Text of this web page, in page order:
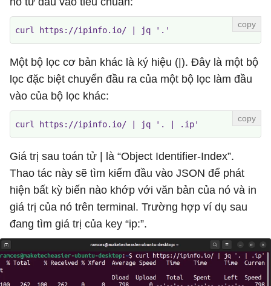
curl https://ipinfo.io/ | jq '.'
Một bộ lọc cơ bản khác là ký hiệu (|). Đây là một bộ
lọc đặc biệt chuyển đầu ra của một bộ lọc làm đầu
vào của bộ lọc khác:
curl https://ipinfo.io/ | jq '. | .ip'
Giá trị sau toán tử | là “Object Identifier-Index”.
Thao tác này sẽ tìm kiếm đầu vào JSON để phát
hiện bất kỳ biến nào khớp với văn bản của nó và in
giá trị của nó trên terminal. Trường hợp ví dụ sau
đang tìm giá trị của key “ip:”.